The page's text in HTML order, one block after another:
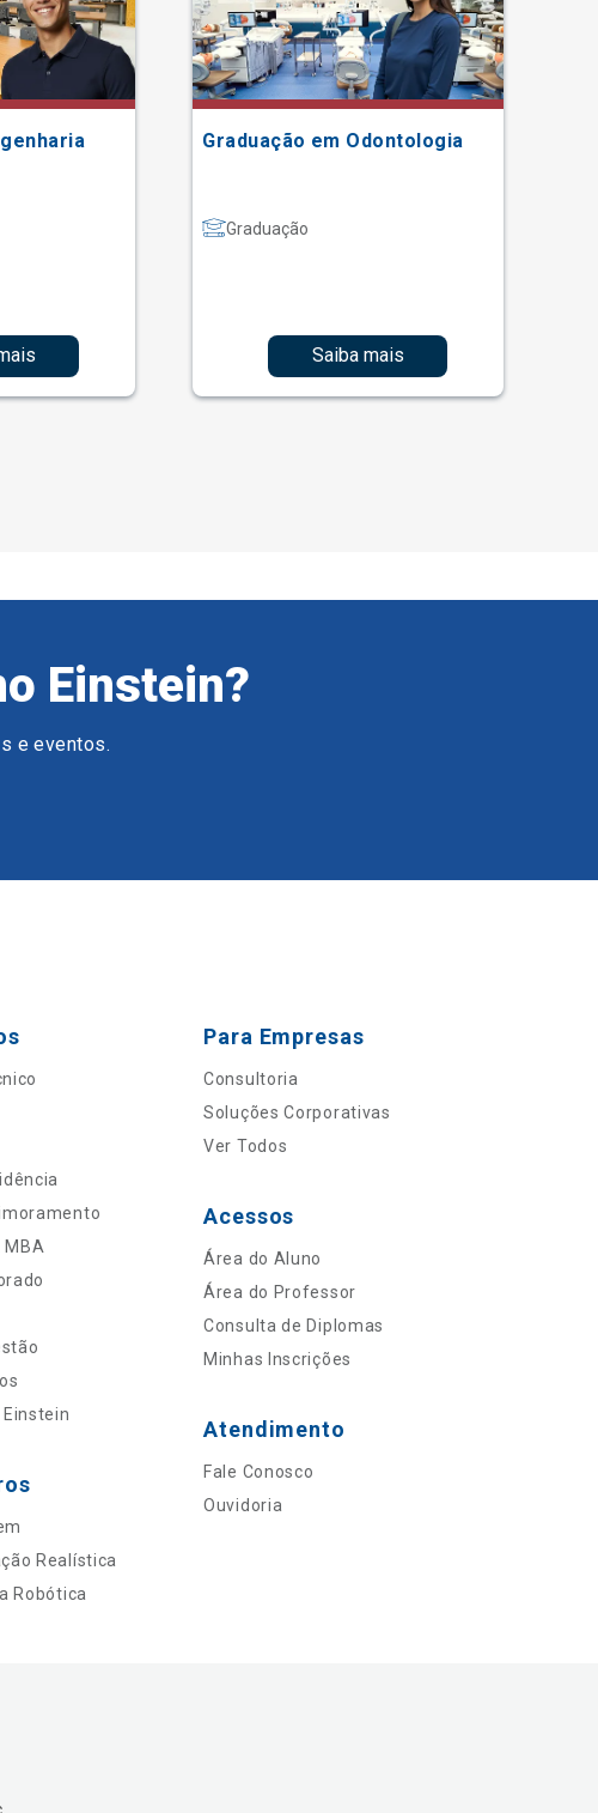
Graduação em Odontologia
Graduação
Saiba mais
Einstein?
e eventos.
MBA
Realística
Robótica
Para Empresas
Consultoria
Soluções Corporativas
Ver Todos
Acessos
Área do Aluno
Área do Professor
Consulta de Diplomas
Minhas Inscrições
Atendimento
Fale Conosco
Ouvidoria